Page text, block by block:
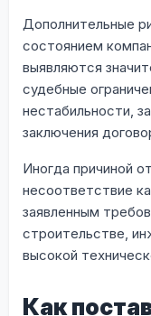
Дополнительные
состоянием
выявляются
судебные
нестабильности,
заключения
Иногда причиной
несоответствие
заявленным
строительстве,
высокой
Как